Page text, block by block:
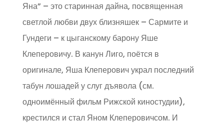
Яна” – это старинная дайна, посвященная
светлой любви двух близняшек – Сармите и
Гундеги – к цыганскому барону Яше
Клеперовичу. В канун Лиго, поётся в
оригинале, Яша Клеперович украл последний
табун лошадей у слуг дъявола (см.
одноимённый фильм Рижской киностудии),
крестился и стал Яном Клеперовичсом. И